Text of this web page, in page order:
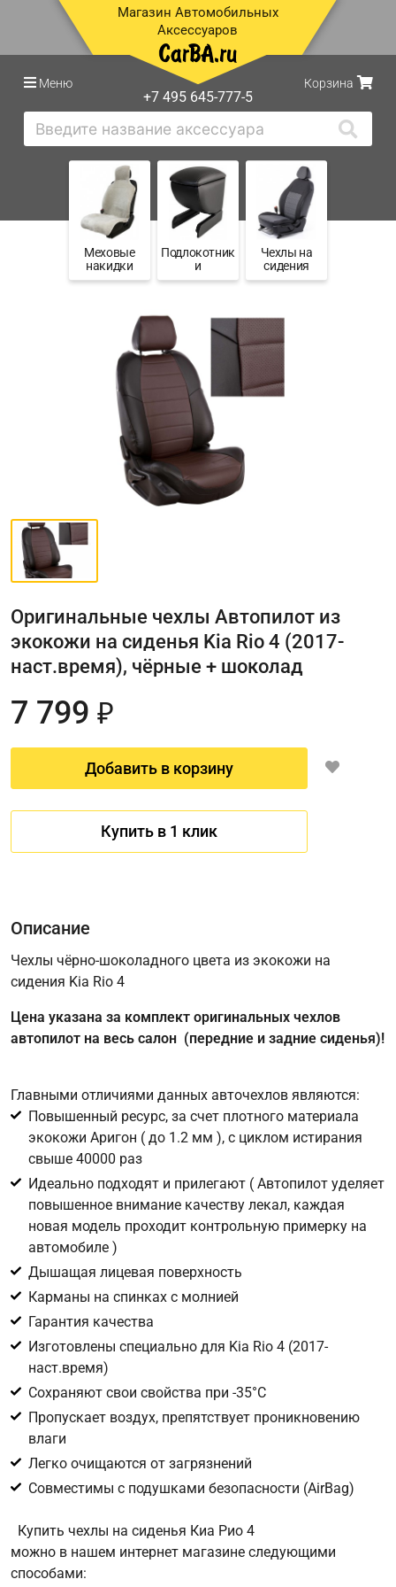
Магазин Автомобильных
Аксессуаров
Меню
+7 495 645-777-5
Корзина
Меховые
накидки
Подлокотник
и
Чехлы на
сидения
Оригинальные чехлы Автопилот из
экокожи на сиденья Kia Rio 4 (2017-
наст.время), чёрные + шоколад
7 799 ₽
Добавить в корзину
Купить в 1 клик
Имя
Соглашение об обработке персональных данных
Для подтверждения своего согласия на обработку ваших
персональных данных в целях исполнения запроса введите
в поле ниже цифру
Цифра с картинки
Описание
Чехлы чёрно-шоколадного цвета из экокожи на
сидения Kia Rio 4
Цена указана за комплект оригинальных чехлов
автопилот на весь салон (передние и задние сиденья)!
Главными отличиями данных авточехлов являются:
Повышенный ресурс, за счет плотного материала
экокожи Аригон ( до 1.2 мм ), с циклом истирания
свыше 40000 раз
Идеально подходят и прилегают ( Автопилот уделяет
повышенное внимание качеству лекал, каждая
новая модель проходит контрольную примерку на
автомобиле )
Дышащая лицевая поверхность
Карманы на спинках с молнией
Гарантия качества
Изготовлены специально для Kia Rio 4 (2017-
наст.время)
Сохраняют свои свойства при -35°С
Пропускает воздух, препятствует проникновению
влаги
Легко очищаются от загрязнений
Совместимы с подушками безопасности (AirBag)
Купить чехлы на сиденья Киа Рио 4
можно в нашем интернет магазине следующими
способами: